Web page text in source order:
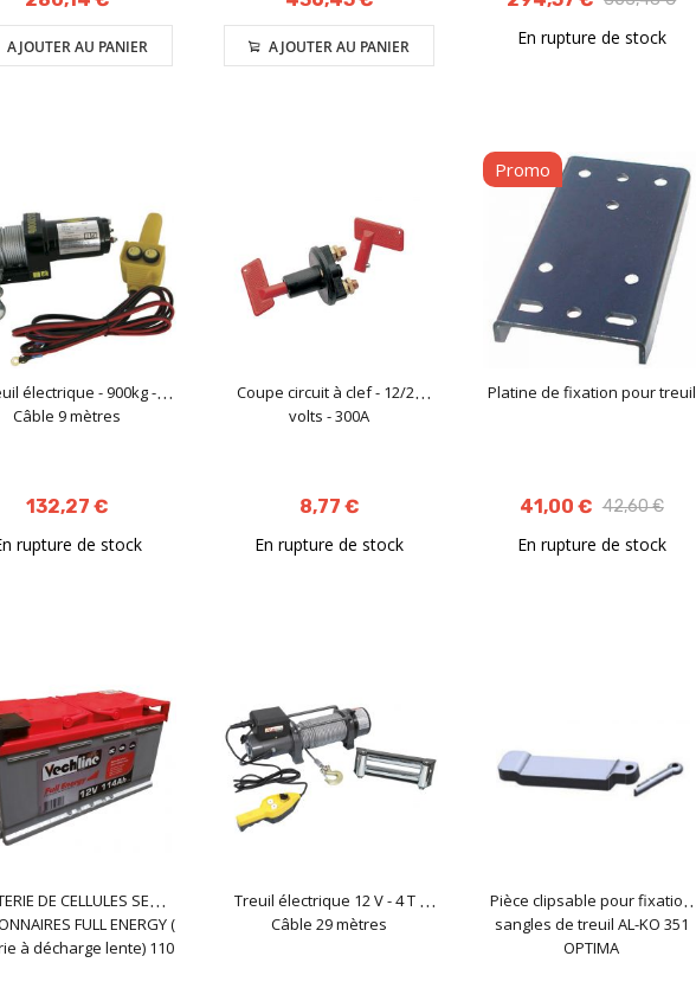
AJOUTER AU PANIER AJOUTER AU PANIER En rupture de stock
électrique - 900kg -
Câble 9 mètres
132,27 €
rupture de stock
Coupe circuit à clef - 12/24
volts - 300A
8,77 €
En rupture de stock
Promo
Platine de fixation pour treuil
41,00 € 42,60 €
En rupture de stock
DE CELLULES SEMI
FULL ENERGY (
à décharge lente) 110
Treuil électrique 12 V - 4 T -
Câble 29 mètres
Pièce clipsable pour fixation
sangles de treuil AL-KO 351
OPTIMA